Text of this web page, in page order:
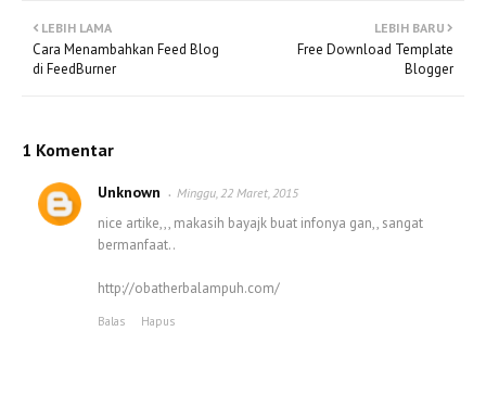
LEBIH BARU
Free Download Template
Blogger
LEBIH LAMA
Cara Menambahkan Feed Blog
di FeedBurner
1 Komentar
Unknown Minggu, 22 Maret, 2015
nice artike,,, makasih bayajk buat infonya gan,, sangat
bermanfaat..
http://obatherbalampuh.com/
Balas Hapus